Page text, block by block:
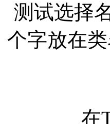
测试选择
个字放在
在